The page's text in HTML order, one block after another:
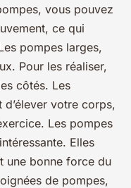
vous pouvez
ce qui
pompes larges,
Pour les réaliser,
côtés. Les
votre corps,
Les pompes
Elles
une bonne force du
de pompes,